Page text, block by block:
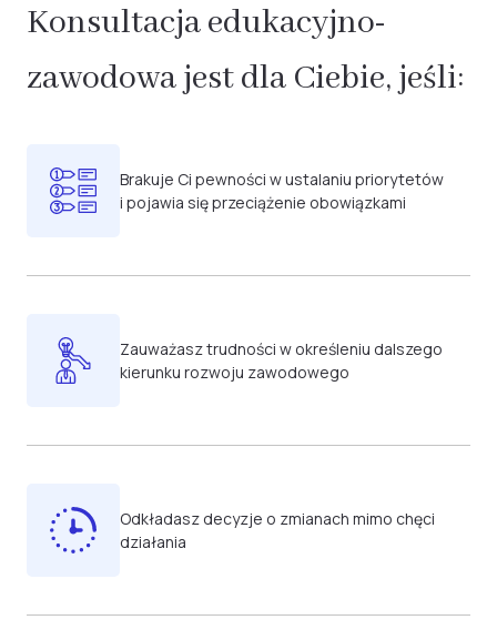
Konsultacja edukacyjno-
zawodowa jest dla Ciebie, jeśli:
Brakuje Ci pewności w ustalaniu priorytetów
i pojawia się przeciążenie obowiązkami
Zauważasz trudności w określeniu dalszego
kierunku rozwoju zawodowego
Odkładasz decyzje o zmianach mimo chęci
działania